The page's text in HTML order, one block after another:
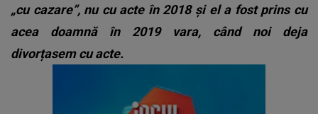
„cu cazare”, nu cu acte în 2018 și el a fost prins cu
acea doamnă în 2019 vara, când noi deja
divorțasem cu acte.